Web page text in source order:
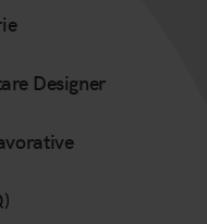
Designer